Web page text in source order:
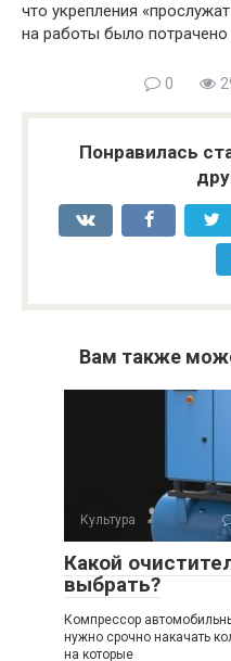
что укрепления
на работы было потрачено
0
Понравилась
Вам также
Культура
Какой
выбрать?
Компрессор
нужно срочно накачать
на которые